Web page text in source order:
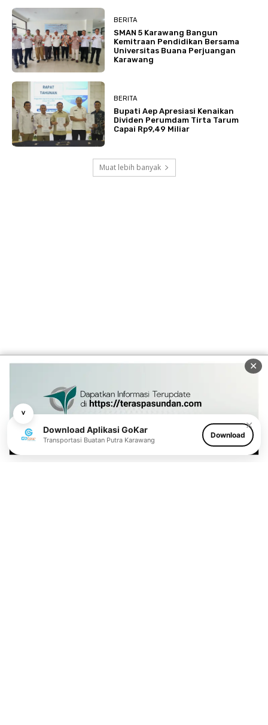
˅
✕
Download Aplikasi GoKar
Transportasi Buatan Putra Karawang
Download
BERITA
SMAN 5 Karawang Bangun
Kemitraan Pendidikan Bersama
Universitas Buana Perjuangan
Karawang
BERITA
Bupati Aep Apresiasi Kenaikan
Dividen Perumdam Tirta Tarum
Capai Rp9,49 Miliar
Muat lebih banyak
✕